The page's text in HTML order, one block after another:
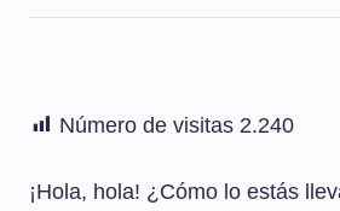
Número de visitas 2.240
¡Hola, hola! ¿Cómo lo estás